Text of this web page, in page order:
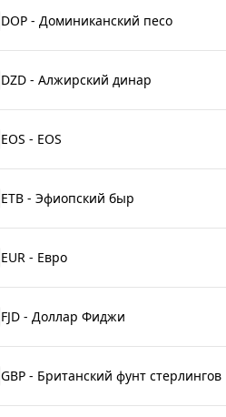
DOP - Доминиканский песо
DZD - Алжирский динар
EOS - EOS
ETB - Эфиопский быр
EUR - Евро
FJD - Доллар Фиджи
GBP - Британский фунт стерлингов